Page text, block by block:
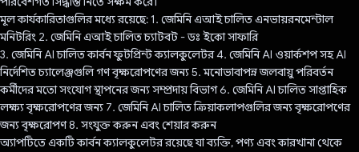
মূল কার্যকারিতাগুলির মধ্যে রয়েছে: 1. জেমিনি এআই চালিত এনভায়রনমেন্টাল
মনিটরিং 2. জেমিনি এআই চালিত চ্যাটবট - ডঃ ইকো সাফারি
3. জেমিনি AI চালিত কার্বন ফুটপ্রিন্ট ক্যালকুলেটর 4. জেমিনি AI ওয়ার্কশপ সহ AI
নির্দেশিত চ্যালেঞ্জগুলি গণ বৃক্ষরোপণের জন্য 5. মনোভাবাপন্ন জলবায়ু পরিবর্তন
কর্মীদের মতো সংযোগ স্থাপনের জন্য সম্প্রদায় বিভাগ 6. জেমিনি AI চালিত সাপ্তাহিক
লক্ষ্য বৃক্ষরোপণের জন্য 7. জেমিনি AI চালিত ক্রিয়াকলাপগুলির জন্য বৃক্ষরোপণের
জন্য বৃক্ষরোপণ 8. সংযুক্ত করুন এবং শেয়ার করুন
অ্যাপটিতে একটি কার্বন ক্যালকুলেটর রয়েছে যা ব্যক্তি, পণ্য এবং কারখানা থেকে